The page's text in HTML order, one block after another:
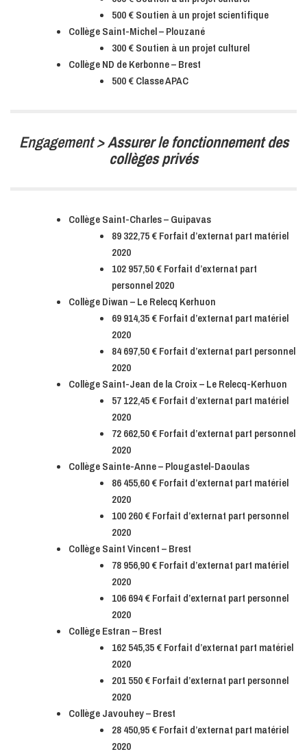
500 € Soutien à un projet scientifique
Collège Saint-Michel – Plouzané
300 € Soutien à un projet culturel
Collège ND de Kerbonne – Brest
500 € Classe APAC
Engagement >Assurer le fonctionnement des
collèges privés
Collège Saint-Charles – Guipavas
89 322,75 € Forfait d’externat part matériel
2020
102 957,50 € Forfait d’externat part
personnel 2020
Collège Diwan – Le Relecq Kerhuon
69 914,35 € Forfait d’externat part matériel
2020
84 697,50 € Forfait d’externat part personnel
2020
Collège Saint-Jean de la Croix – Le Relecq-Kerhuon
57 122,45 € Forfait d’externat part matériel
2020
72 662,50 € Forfait d’externat part personnel
2020
Collège Sainte-Anne – Plougastel-Daoulas
86 455,60 € Forfait d’externat part matériel
2020
100 260 € Forfait d’externat part personnel
2020
Collège Saint Vincent – Brest
78 956,90 € Forfait d’externat part matériel
2020
106 694 € Forfait d’externat part personnel
2020
Collège Estran – Brest
162 545,35 € Forfait d’externat part matériel
2020
201 550 € Forfait d’externat part personnel
2020
Collège Javouhey – Brest
28 450,95 € Forfait d’externat part matériel
2020